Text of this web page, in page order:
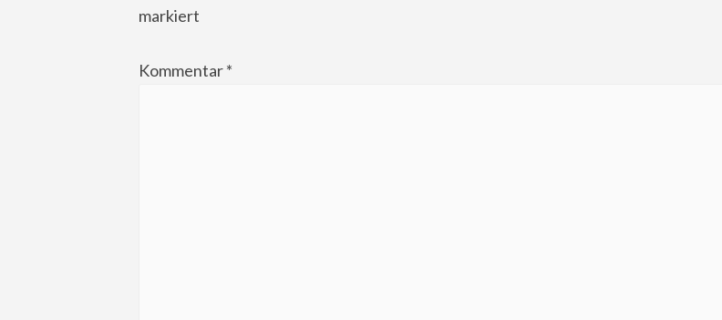
markiert
Kommentar*